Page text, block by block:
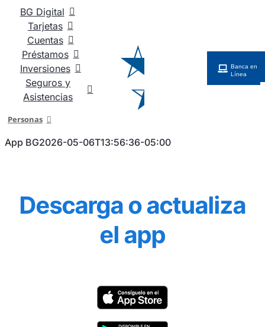
Saltar
contenido
BG Digital
Tarjetas
Cuentas
Préstamos
Inversiones
Seguros y
Asistencias
Personas
Banca en
Línea
App BG2026-05-06T13:56:36-05:00
Descarga o actualiza
el app